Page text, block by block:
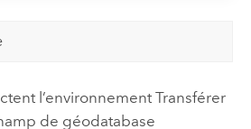
l’environnement Transférer
de géodatabase